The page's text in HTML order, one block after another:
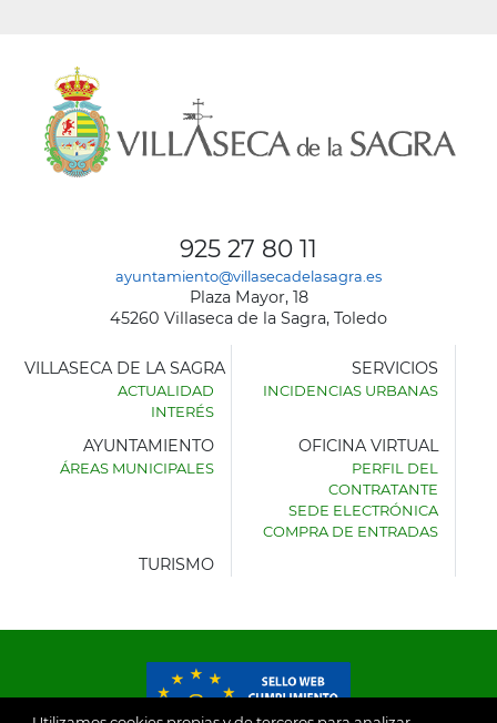
925 27 80 11
ayuntamiento@villasecadelasagra.es
Plaza Mayor, 18
45260 Villaseca de la Sagra, Toledo
AYUNTAMIENTO
VILLASECA DE LA SAGRA
ACTUALIDAD
INTERÉS
SERVICIOS
INCIDENCIAS URBANAS
AYUNTAMIENTO
ÁREAS MUNICIPALES
OFICINA VIRTUAL
PERFIL DEL
CONTRATANTE
SEDE ELECTRÓNICA
COMPRA DE ENTRADAS
TURISMO